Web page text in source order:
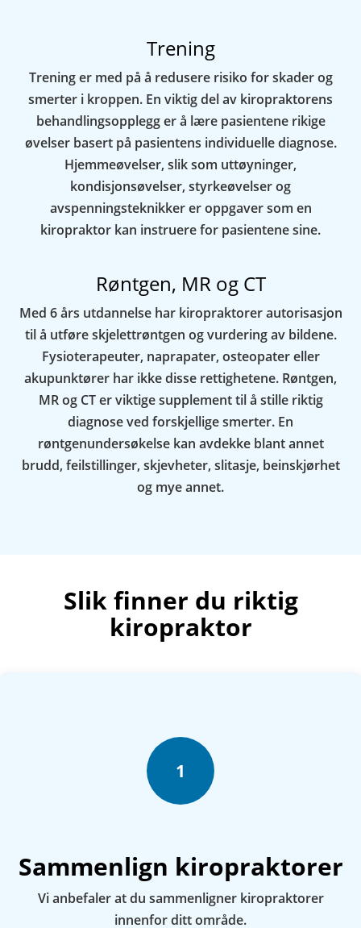
Trening
Trening er med på å redusere risiko for skader og
smerter i kroppen. En viktig del av kiropraktorens
behandlingsopplegg er å lære pasientene rikige
øvelser basert på pasientens individuelle diagnose.
Hjemmeøvelser, slik som uttøyninger,
kondisjonsøvelser, styrkeøvelser og
avspenningsteknikker er oppgaver som en
kiropraktor kan instruere for pasientene sine.
Røntgen, MR og CT
Med 6 års utdannelse har kiropraktorer autorisasjon
til å utføre skjelettrøntgen og vurdering av bildene.
Fysioterapeuter, naprapater, osteopater eller
akupunktører har ikke disse rettighetene. Røntgen,
MR og CT er viktige supplement til å stille riktig
diagnose ved forskjellige smerter. En
røntgenundersøkelse kan avdekke blant annet
brudd, feilstillinger, skjevheter, slitasje, beinskjørhet
og mye annet.
Slik finner du riktig
kiropraktor
1
Sammenlign kiropraktorer
Vi anbefaler at du sammenligner kiropraktorer
innenfor ditt område.